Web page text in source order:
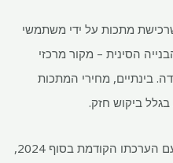
מתכות על ידי משתמשי
הסינית – מקור מרכזי
בינתיים, מחירי המתכות
ביקוש חזק.
הניתוח של הבנק עולה בקנה אחד עם הערכתו הקודמת בסוף 2024,